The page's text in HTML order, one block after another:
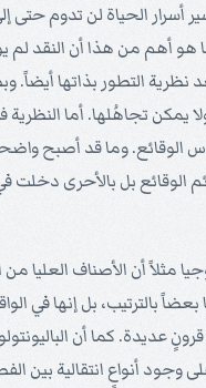
أسرار الحياة لن تدوم حتى
هو أهم من هذا أن النقد
التطور بذاتها أيضاً.
يمكن تجاهُلها. أما
الوقائع. وما قد أصبح
الوقائع بل بالأحرى
مثلاً أن الأصناف العليا من
بالترتيب، بل إنها في
عديدة. كما أن
وجود أنواعٍ انتقالية بين